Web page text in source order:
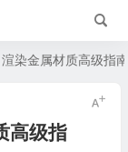
染金属材质高级指
高级指